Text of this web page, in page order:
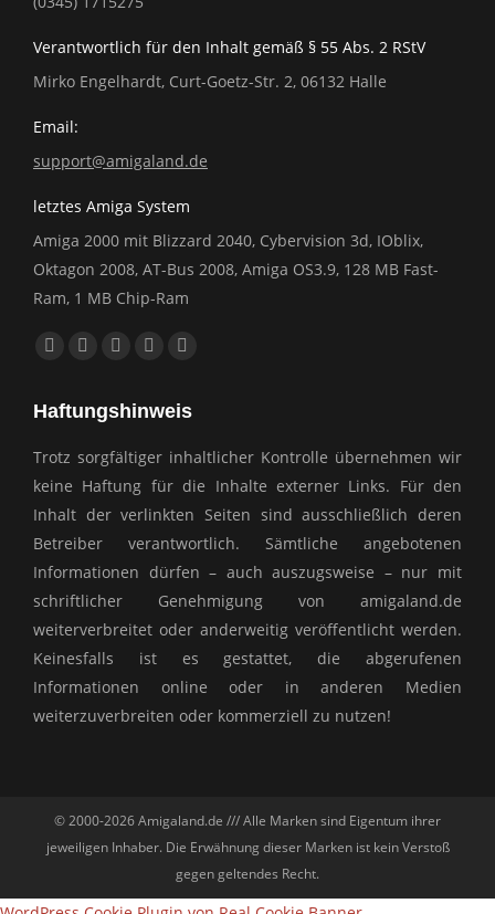
Verantwortlich für den Inhalt gemäß § 55 Abs. 2 RStV
Mirko Engelhardt, Curt-Goetz-Str. 2, 06132 Halle
Email:
support@amigaland.de
letztes Amiga System
Amiga 2000 mit Blizzard 2040, Cybervision 3d, IOblix,
Oktagon 2008, AT-Bus 2008, Amiga OS3.9, 128 MB Fast-
Ram, 1 MB Chip-Ram
Finden Sie uns auf:
Facebook
opens
YouTube
opens
new
window
E-
page
new
Website
opens
Whatsapp
opens
Haftungshinweis
Trotz sorgfältiger inhaltlicher Kontrolle übernehmen wir
keine Haftung für die Inhalte externer Links. Für den
Inhalt der verlinkten Seiten sind ausschließlich deren
Betreiber verantwortlich. Sämtliche angebotenen
Informationen dürfen – auch auszugsweise – nur mit
schriftlicher Genehmigung von amigaland.de
weiterverbreitet oder anderweitig veröffentlicht werden.
Keinesfalls ist es gestattet, die abgerufenen
Informationen online oder in anderen Medien
weiterzuverbreiten oder kommerziell zu nutzen!
© 2000-2026 Amigaland.de /// Alle Marken sind Eigentum ihrer
jeweiligen Inhaber. Die Erwähnung dieser Marken ist kein Verstoß
gegen geltendes Recht.